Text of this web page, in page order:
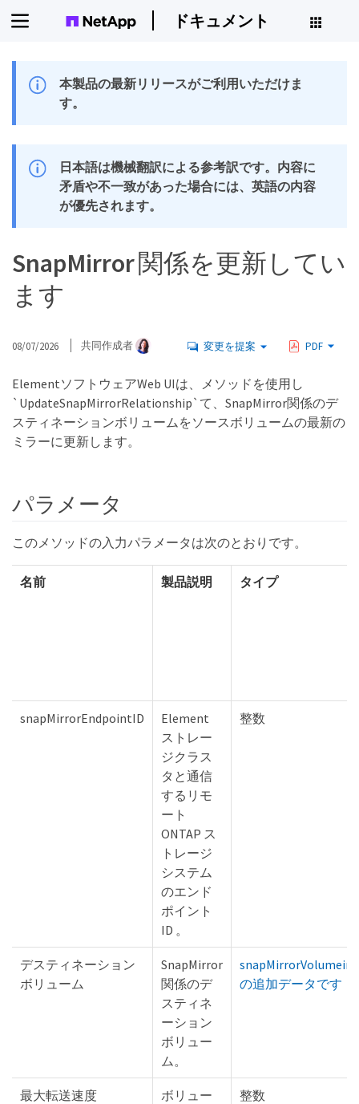
ドキュメント
本製品の最新リリースがご利用いただけま
す。
日本語は機械翻訳による参考訳です。内容に
矛盾や不一致があった場合には、英語の内容
が優先されます。
SnapMirror 関係を更新してい
ます
08/07/2026 共同作成者 変更を提案 PDF
ElementソフトウェアWeb UIは、メソッドを使用し
`UpdateSnapMirrorRelationship`て、SnapMirror関係のデ
スティネーションボリュームをソースボリュームの最新の
ミラーに更新します。
パラメータ
このメソッドの入力パラメータは次のとおりです。
名前 製品説明 タイプ
snapMirrorEndpointID
Element
ストレー
ジクラス
タと通信
するリモ
ート
ONTAP ス
トレージ
システム
のエンド
ポイント
ID 。
整数
デスティネーション
ボリューム
SnapMirror
関係のデ
スティネ
ーション
ボリュー
ム。
の追加データです
最大転送速度
ボリュー
整数